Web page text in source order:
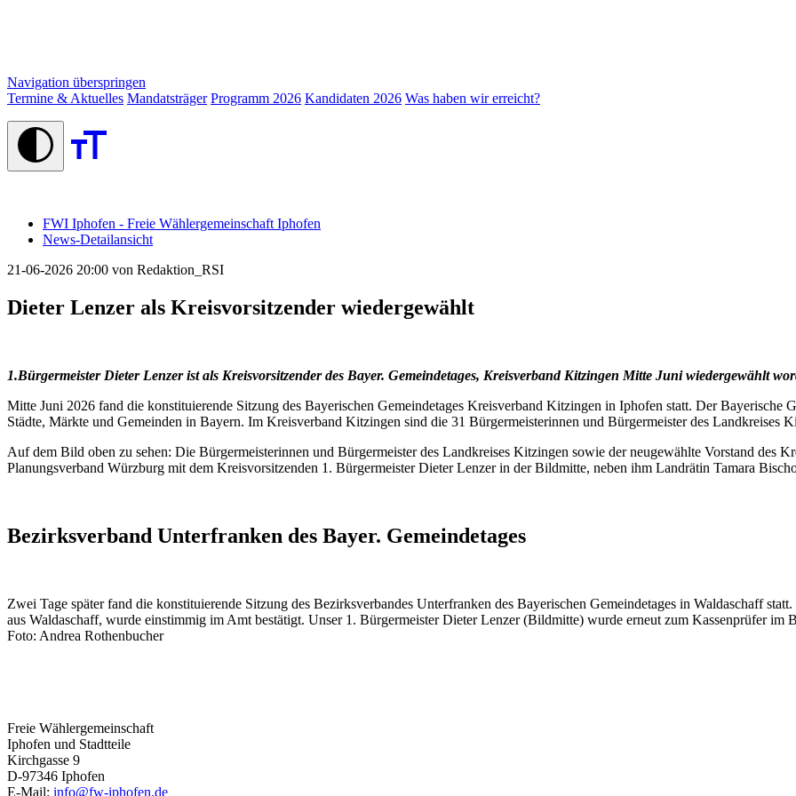
Navigation überspringen
Termine & Aktuelles Mandatsträger Programm 2026 Kandidaten 2026 Was haben wir erreicht?
FWI Iphofen - Freie Wählergemeinschaft Iphofen
News-Detailansicht
21-06-2026 20:00 von Redaktion_RSI
Dieter Lenzer als Kreisvorsitzender wiedergewählt
1.Bürgermeister Dieter Lenzer ist als Kreisvorsitzender des Bayer. Gemeindetages, Kreisverband Kitzingen Mitte Juni wiedergewählt
Mitte Juni 2026 fand die konstituierende Sitzung des Bayerischen Gemeindetages Kreisverband Kitzingen in Iphofen statt. Der Bayerische
Städte, Märkte und Gemeinden in Bayern. Im Kreisverband Kitzingen sind die 31 Bürgermeisterinnen und Bürgermeister des Landkreises
Auf dem Bild oben zu sehen: Die Bürgermeisterinnen und Bürgermeister des Landkreises Kitzingen sowie der neugewählte Vorstand des
Planungsverband Würzburg mit dem Kreisvorsitzenden 1. Bürgermeister Dieter Lenzer in der Bildmitte, neben ihm Landrätin Tamara
Bezirksverband Unterfranken des Bayer. Gemeindetages
Zwei Tage später fand die konstituierende Sitzung des Bezirksverbandes Unterfranken des Bayerischen Gemeindetages in Waldaschaff
aus Waldaschaff, wurde einstimmig im Amt bestätigt. Unser 1. Bürgermeister Dieter Lenzer (Bildmitte) wurde erneut zum Kassenprüfer im
Foto: Andrea Rothenbucher
Freie Wählergemeinschaft
Iphofen und Stadtteile
Kirchgasse 9
D-97346 Iphofen
E-Mail: info@fw-iphofen.de